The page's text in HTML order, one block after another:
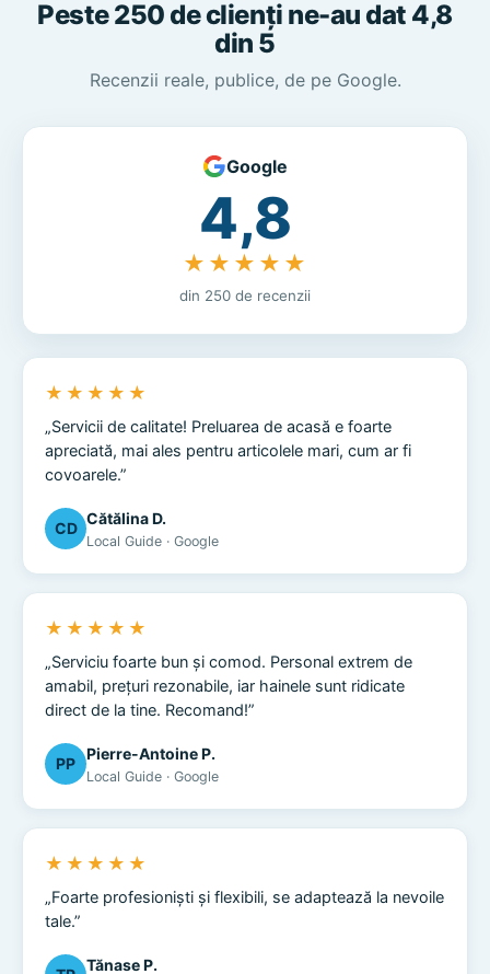
Peste 250 de clienți ne-au dat 4,8
din 5
Recenzii reale, publice, de pe Google.
Google
4,8
★★★★★
din 250 de recenzii
★★★★★
„Servicii de calitate! Preluarea de acasă e foarte
apreciată, mai ales pentru articolele mari, cum ar fi
covoarele.”
CD
Cătălina D.
Local Guide · Google
★★★★★
„Serviciu foarte bun și comod. Personal extrem de
amabil, prețuri rezonabile, iar hainele sunt ridicate
direct de la tine. Recomand!”
PP
Pierre-Antoine P.
Local Guide · Google
★★★★★
„Foarte profesioniști și flexibili, se adaptează la nevoile
tale.”
Tănase P.